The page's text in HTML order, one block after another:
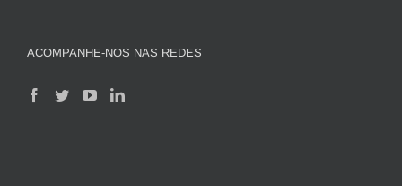
ACOMPANHE-NOS NAS REDES